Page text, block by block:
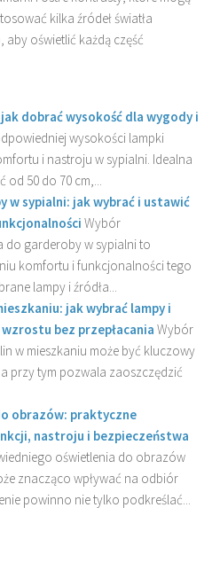
kilka źródeł światła
oświetlić każdą część
dobrać wysokość dla wygody i
wysokości lampki
i nastroju w sypialni. Idealna
50 do 70 cm,...
w sypialni: jak wybrać i ustawić
Wybór
do garderoby w sypialni to
komfortu i funkcjonalności tego
lampy i źródła...
jak wybrać lampy i
bez przepłacania Wybór
w mieszkaniu może być kluczowy
przy tym pozwala zaoszczędzić
obrazów: praktyczne
nastroju i bezpieczeństwa
oświetlenia do obrazów
znacząco wpływać na odbiór
powinno nie tylko podkreślać...